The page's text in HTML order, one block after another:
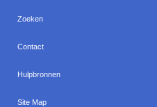
Zoeken
Contact
Hulpbronnen
Site Map